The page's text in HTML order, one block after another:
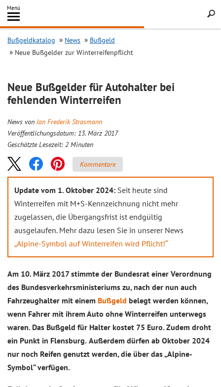
Inhalt
springen
Menü
Search
Bußgeldkatalog News
Bußgeld
Neue Bußgelder zur Winterreifenpflicht
Neue Bußgelder für Autohalter bei
fehlenden Winterreifen
News vonJan Frederik Strasmann
Veröffentlichungsdatum: 13. März 2017
Geschätzte Lesezeit: 2 Minuten
Kommentare
Update vom 1. Oktober 2024: Seit heute sind
Winterreifen mit M+S-Kennzeichnung nicht mehr
zugelassen, die Übergangsfrist ist endgültig
ausgelaufen. Mehr dazu lesen Sie in unserer News
„Alpine-Symbol auf Winterreifen wird Pflicht!“
Am 10. März 2017 stimmte der Bundesrat einer Verordnung
des Bundesverkehrsministeriums zu, nach der nun auch
Fahrzeughalter mit einem Bußgeld belegt werden können,
wenn Fahrer mit ihrem Auto ohne Winterreifen unterwegs
waren. Das Bußgeld für Halter kostet 75 Euro. Zudem droht
ein Punkt in Flensburg. Außerdem dürfen ab Oktober 2024
nur noch Reifen genutzt werden, die über das „Alpine-
Symbol“ verfügen.